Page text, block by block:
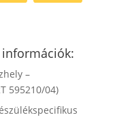
–
595210/04)